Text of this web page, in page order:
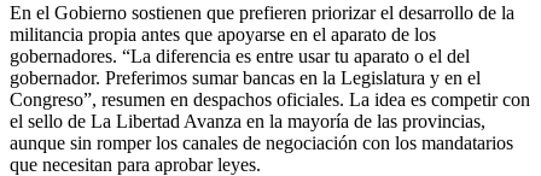
En el Gobierno sostienen que prefieren priorizar el desarrollo de la
militancia propia antes que apoyarse en el aparato de los
gobernadores. “La diferencia es entre usar tu aparato o el del
gobernador. Preferimos sumar bancas en la Legislatura y en el
Congreso”, resumen en despachos oficiales. La idea es competir con
el sello de La Libertad Avanza en la mayoría de las provincias,
aunque sin romper los canales de negociación con los mandatarios
que necesitan para aprobar leyes.